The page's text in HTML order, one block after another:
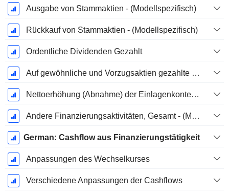
Ausgabe von Stammaktien - (Modellspezifisch)
Rückkauf von Stammaktien - (Modellspezifisch)
Ordentliche Dividenden Gezahlt
Auf gewöhnliche und Vorzugsaktien gezahlte Dividenden
Nettoerhöhung (Abnahme) der Einlagenkonten - (CF)
Andere Finanzierungsaktivitäten, Gesamt - (Modellspezifisch)
German: Cashflow aus Finanzierungstätigkeit
Anpassungen des Wechselkurses
Verschiedene Anpassungen der Cashflows